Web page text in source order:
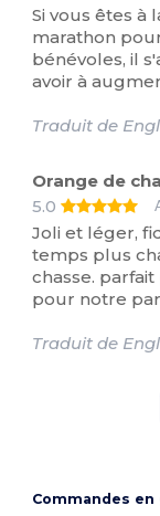
Si vous êtes à
marathon
bénévoles, il
avoir à
Traduit de
Orange de
5.0
Joli et léger,
temps plus
chasse.
pour notre
Traduit de
Commandes en